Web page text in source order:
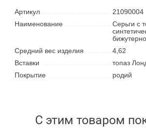
Артикул
21090004
Наименование
Серьги с
Средний вес изделия
4,62
Вставки
топаз
Покрытие
родий
С этим товаром